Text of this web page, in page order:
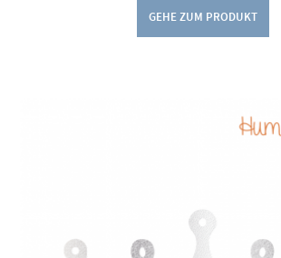
GEHE ZUM PRODUKT